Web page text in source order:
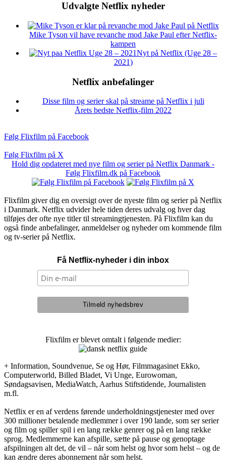
Udvalgte Netflix nyheder
Mike Tyson vil have revanche mod Jake Paul efter Netflix-
kampen
Nyt på Netflix (Uge 28 –
2021)
Netflix anbefalinger
Disse film og serier skal på streame på Netflix i juli
Årets bedste Netflix-film 2022
Følg Flixfilm på Facebook
Følg Flixfilm på X
Hold dig opdateret med nye film og serier på Netflix Danmark -
Følg Flixfilm.dk på Facebook
Flixfilm giver dig en oversigt over de nyeste film og serier på Netflix
i Danmark. Netflix udvider hele tiden deres udvalg og hver dag
tilføjes der ofte nye titler til streamingtjenesten. På Flixfilm kan du
også finde anbefalinger, anmeldelser og nyheder om kommende film
og tv-serier på Netflix.
Få Netflix-nyheder i din inbox
Flixfilm er blevet omtalt i følgende medier:
+ Information, Soundvenue, Se og Hør, Filmmagasinet Ekko,
Computerworld, Billed Bladet, Vi Unge, Eurowoman,
Søndagsavisen, MediaWatch, Aarhus Stiftstidende, Journalisten
m.fl.
Netflix er en af verdens førende underholdningstjenester med over
300 millioner betalende medlemmer i over 190 lande, som ser serier
og film og spiller spil i en lang række genrer og på en lang række
sprog. Medlemmerne kan afspille, sætte på pause og genoptage
afspilningen alt det, de vil – når som helst og hvor som helst – og de
kan ændre deres abonnement når som helst.